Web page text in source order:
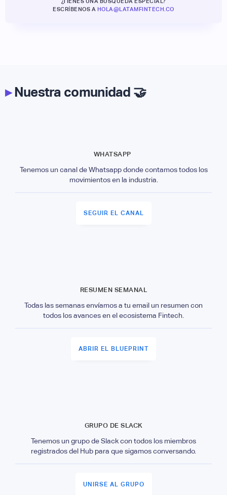
ESCRÍBENOS A HOLA@LATAMFINTECH.CO
▸Nuestra comunidad 🤝
WHATSAPP
Tenemos un canal de Whatsapp donde contamos todos los
movimientos en la industria.
SEGUIR EL CANAL
RESUMEN SEMANAL
Todas las semanas envíamos a tu email un resumen con
todos los avances en el ecosistema Fintech.
ABRIR EL BLUEPRINT
GRUPO DE SLACK
Tenemos un grupo de Slack con todos los miembros
registrados del Hub para que sigamos conversando.
UNIRSE AL GRUPO